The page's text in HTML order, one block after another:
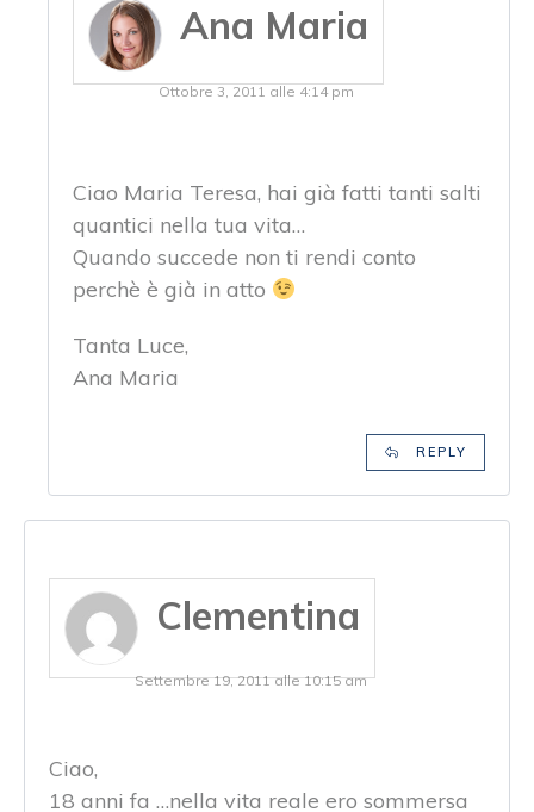
Ana Maria
Ottobre 3, 2011 alle 4:14 pm
Ciao Maria Teresa, hai già fatti tanti salti
quantici nella tua vita…
Quando succede non ti rendi conto
perchè è già in atto
Tanta Luce,
Ana Maria
REPLY
Clementina
Settembre 19, 2011 alle 10:15 am
Ciao,
18 anni fa …nella vita reale ero sommersa